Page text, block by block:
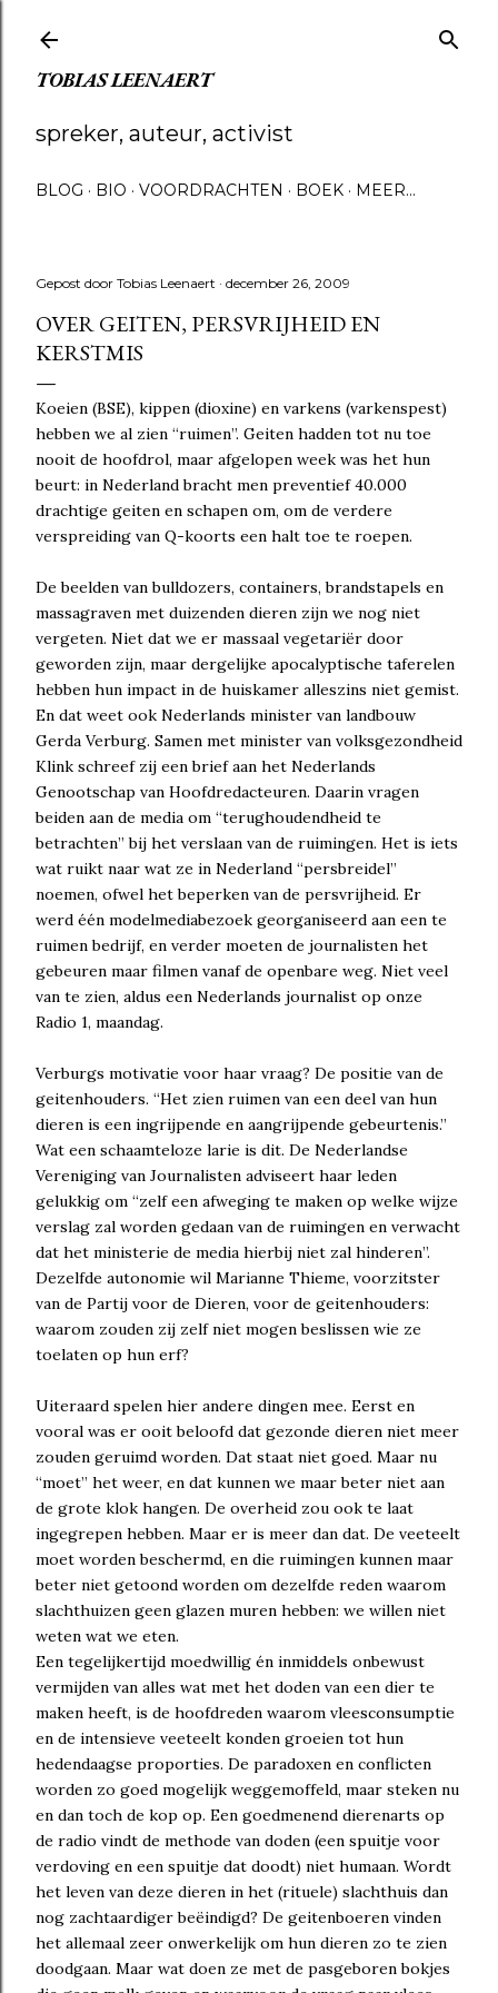
TOBIAS LEENAERT
spreker, auteur, activist
BLOG BIO VOORDRACHTEN BOEK MEER…
Gepost door Tobias Leenaert december 26, 2009
OVER GEITEN, PERSVRIJHEID EN
KERSTMIS
Koeien (BSE), kippen (dioxine) en varkens (varkenspest)
hebben we al zien “ruimen”. Geiten hadden tot nu toe
nooit de hoofdrol, maar afgelopen week was het hun
beurt: in Nederland bracht men preventief 40.000
drachtige geiten en schapen om, om de verdere
verspreiding van Q-koorts een halt toe te roepen.
De beelden van bulldozers, containers, brandstapels en
massagraven met duizenden dieren zijn we nog niet
vergeten. Niet dat we er massaal vegetariër door
geworden zijn, maar dergelijke apocalyptische taferelen
hebben hun impact in de huiskamer alleszins niet gemist.
En dat weet ook Nederlands minister van landbouw
Gerda Verburg. Samen met minister van volksgezondheid
Klink schreef zij een brief aan het Nederlands
Genootschap van Hoofdredacteuren. Daarin vragen
beiden aan de media om “terughoudendheid te
betrachten” bij het verslaan van de ruimingen. Het is iets
wat ruikt naar wat ze in Nederland “persbreidel”
noemen, ofwel het beperken van de persvrijheid. Er
werd één modelmediabezoek georganiseerd aan een te
ruimen bedrijf, en verder moeten de journalisten het
gebeuren maar filmen vanaf de openbare weg. Niet veel
van te zien, aldus een Nederlands journalist op onze
Radio 1, maandag.
Verburgs motivatie voor haar vraag? De positie van de
geitenhouders. “Het zien ruimen van een deel van hun
dieren is een ingrijpende en aangrijpende gebeurtenis.”
Wat een schaamteloze larie is dit. De Nederlandse
Vereniging van Journalisten adviseert haar leden
gelukkig om “zelf een afweging te maken op welke wijze
verslag zal worden gedaan van de ruimingen en verwacht
dat het ministerie de media hierbij niet zal hinderen”.
Dezelfde autonomie wil Marianne Thieme, voorzitster
van de Partij voor de Dieren, voor de geitenhouders:
waarom zouden zij zelf niet mogen beslissen wie ze
toelaten op hun erf?
Uiteraard spelen hier andere dingen mee. Eerst en
vooral was er ooit beloofd dat gezonde dieren niet meer
zouden geruimd worden. Dat staat niet goed. Maar nu
“moet” het weer, en dat kunnen we maar beter niet aan
de grote klok hangen. De overheid zou ook te laat
ingegrepen hebben. Maar er is meer dan dat. De veeteelt
moet worden beschermd, en die ruimingen kunnen maar
beter niet getoond worden om dezelfde reden waarom
slachthuizen geen glazen muren hebben: we willen niet
weten wat we eten.
Een tegelijkertijd moedwillig én inmiddels onbewust
vermijden van alles wat met het doden van een dier te
maken heeft, is de hoofdreden waarom vleesconsumptie
en de intensieve veeteelt konden groeien tot hun
hedendaagse proporties. De paradoxen en conflicten
worden zo goed mogelijk weggemoffeld, maar steken nu
en dan toch de kop op. Een goedmenend dierenarts op
de radio vindt de methode van doden (een spuitje voor
verdoving en een spuitje dat doodt) niet humaan. Wordt
het leven van deze dieren in het (rituele) slachthuis dan
nog zachtaardiger beëindigd? De geitenboeren vinden
het allemaal zeer onwerkelijk om hun dieren zo te zien
doodgaan. Maar wat doen ze met de pasgeboren bokjes